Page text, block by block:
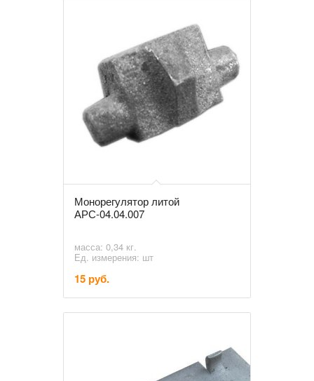
Монорегулятор литой
АРС-04.04.007
масса: 0,34 кг.
Ед. измерения: шт
15 руб.